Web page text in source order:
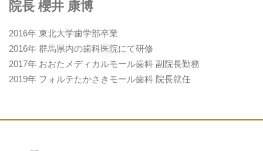
院長 櫻井 康博
2016年 東北大学歯学部卒業
2016年 群馬県内の歯科医院にて研修
2017年 おおたメディカルモール歯科 副院長勤務
2019年 フォルテたかさきモール歯科 院長就任